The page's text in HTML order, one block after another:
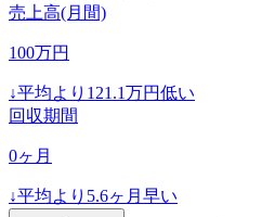
売上高(月間)
100万円
↓平均より 121.1万円低い
回収期間
0ヶ月
↓平均より 5.6ヶ月早い